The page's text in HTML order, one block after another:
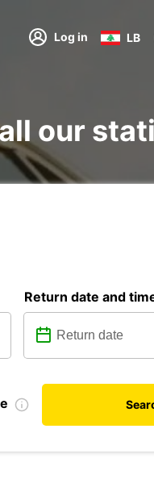
Log in LB
our
Return date and